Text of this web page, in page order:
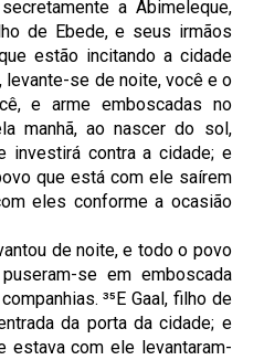
a Abimeleque,
de Ebede, e seus irmãos
estão incitando a cidade
levante-se de noite, você e o
e arme emboscadas no
manhã, ao nascer do sol,
investirá contra a cidade; e
que está com ele saírem
eles conforme a ocasião
de noite, e todo o povo
se em emboscada
³⁵E Gaal, filho de
da porta da cidade; e
estava com ele levantaram-